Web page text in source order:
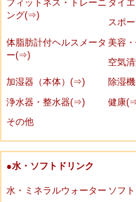
フィットネス・トレーニ
ング(⇒)
ダイ
スポ
体脂肪計付ヘルスメータ
ー(⇒)
美容
空気
加湿器（本体）(⇒)
除湿
浄水器・整水器(⇒)
健康
その他
●水・ソフトドリンク
水・ミネラルウォーター ソフ